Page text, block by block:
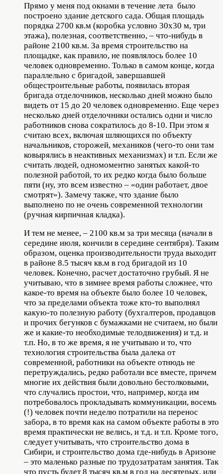
Прямо у меня под окнами в течение лета было
построено здание детского сада. Общая площадь
порядка 2700 кв.м (коробка условно 30х30 м, три
этажа), полезная, соответственно, – что-нибудь в
районе 2100 кв.м. За время строительство на
площадке, как правило, не появлялось более 10
человек одновременно. Только в самом конце, когда
параллельно с бригадой, завершавшей
общестроительные работы, появилась вторая
бригада отделочников, несколько дней можно было
видеть от 15 до 20 человек одновременно. Еще через
несколько дней отделочники остались одни и число
работников снова сократилось до 8-10. При этом я
считаю всех, включая шляющихся по объекту
начальников, сторожей, механиков (чего-то они там
ковырялись в неактивных механизмах) и т.п. Если же
считать людей, одномоментно занятых какой-то
полезной работой, то их редко когда было больше
пяти (ну, это всем известно – «один работает, двое
смотрят»). Замечу также, что здание было
выполнено по не очень современной технологии
(ручная кирпичная кладка).
И тем не менее, – 2100 кв.м за три месяца (начали в
середине июля, кончили в середине сентября). Таким
образом, оценка производительности труда выходит
в районе 8.5 тысяч кв.м в год бригадой из 10
человек. Конечно, расчет достаточно грубый. Я не
учитываю, что в зимнее время работы сложнее, что
какое-то время на объекте было более 10 человек,
что за пределами объекта тоже кто-то выполнял
какую-то полезную работу (бухгалтеров, продавцов
и прочих бегунков с бумажками не считаем, но были
же и какие-то необходимые телодвижения) и т.д. и
т.п. Но, в то же время, я не учитываю и то, что
технология строительства была далека от
современной, работники на объекте отнюдь не
перетруждались, редко работали все вместе, причем
многие их действия были довольно бестолковыми,
что случались простои, что, например, когда им
потребовалось прокладывать коммуникации, восемь
(!) человек почти неделю потратили на перенос
забора, в то время как на самом объекте работы в это
время практически не велись, и т.д. и т.п. Кроме того,
следует учитывать, что строительство дома в
Сибири, и строительство дома где-нибудь в Аризоне
– это маленько разные по трудозатратам занятия. Так
что пусть будет 8 тысяч кв.м в год на десятерых, или